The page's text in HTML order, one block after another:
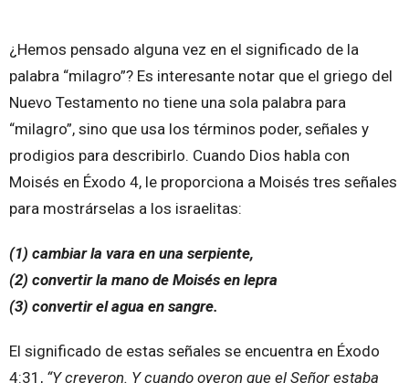
¿Hemos pensado alguna vez en el significado de la
palabra “milagro”? Es interesante notar que el griego del
Nuevo Testamento no tiene una sola palabra para
“milagro”, sino que usa los términos poder, señales y
prodigios para describirlo. Cuando Dios habla con
Moisés en Éxodo 4, le proporciona a Moisés tres señales
para mostrárselas a los israelitas:
(1) cambiar la vara en una serpiente,
(2) convertir la mano de Moisés en lepra
(3) convertir el agua en sangre.
El significado de estas señales se encuentra en Éxodo
4:31, “Y creyeron. Y cuando oyeron que el Señor estaba